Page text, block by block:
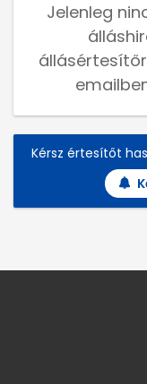
Jelenleg
Kérsz értesítőt